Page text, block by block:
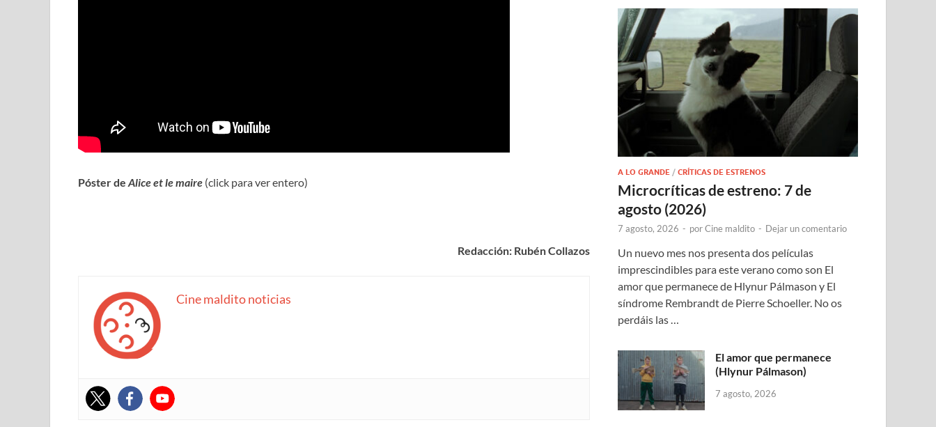
Póster de Alice et le maire (click para ver entero)
Redacción: Rubén Collazos
Cine maldito noticias
A LO GRANDE /CRÍTICAS DE ESTRENOS
Microcríticas de estreno: 7 de
agosto (2026)
7 agosto, 2026 - porCine maldito - Dejar un comentario
Un nuevo mes nos presenta dos películas
imprescindibles para este verano como son El
amor que permanece de Hlynur Pálmason y El
síndrome Rembrandt de Pierre Schoeller. No os
perdáis las …
El amor que permanece
(Hlynur Pálmason)
7 agosto, 2026